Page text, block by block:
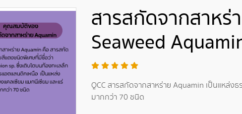
สารสกัดจากสาหร่
Seaweed
QCC สารสกัดจากสาหร่าย Aquamin เป็นแหล่ง
มากกว่า 70 ชนิด